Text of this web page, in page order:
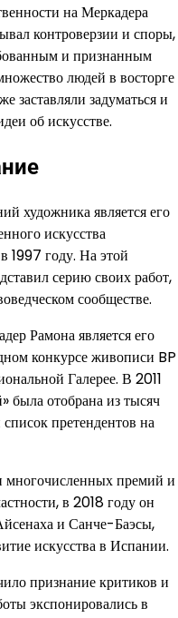
на Меркадера
контроверзии и споры,
и признанным
людей в восторге
заставляли задуматься и
об искусстве.
художника является его
искусства
году. На этой
серию своих работ,
сообществе.
Рамона является его
конкурсе живописи BP
Галерее. В 2011
была отобрана из тысяч
претендентов на
многочисленных премий и
в 2018 году он
и Санче-Баэсы,
искусства в Испании.
признание критиков и
экспонировались в